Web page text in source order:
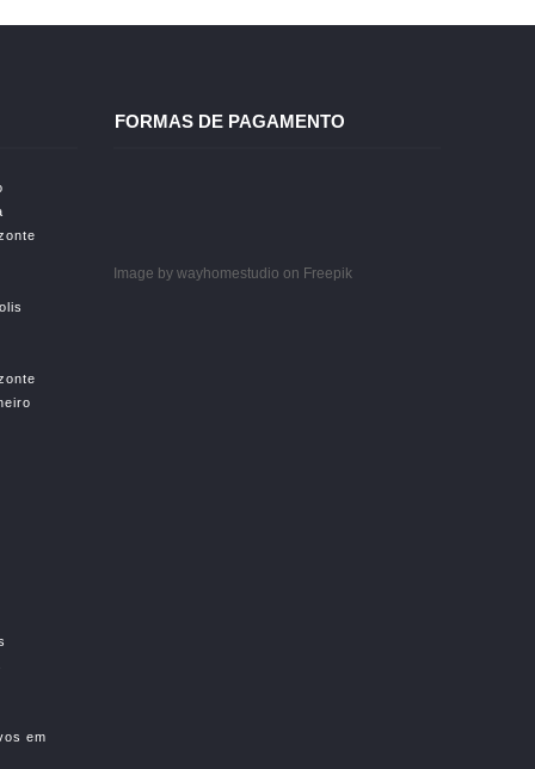
em
FORMAS DE PAGAMENTO
Image by wayhomestudio on Freepik